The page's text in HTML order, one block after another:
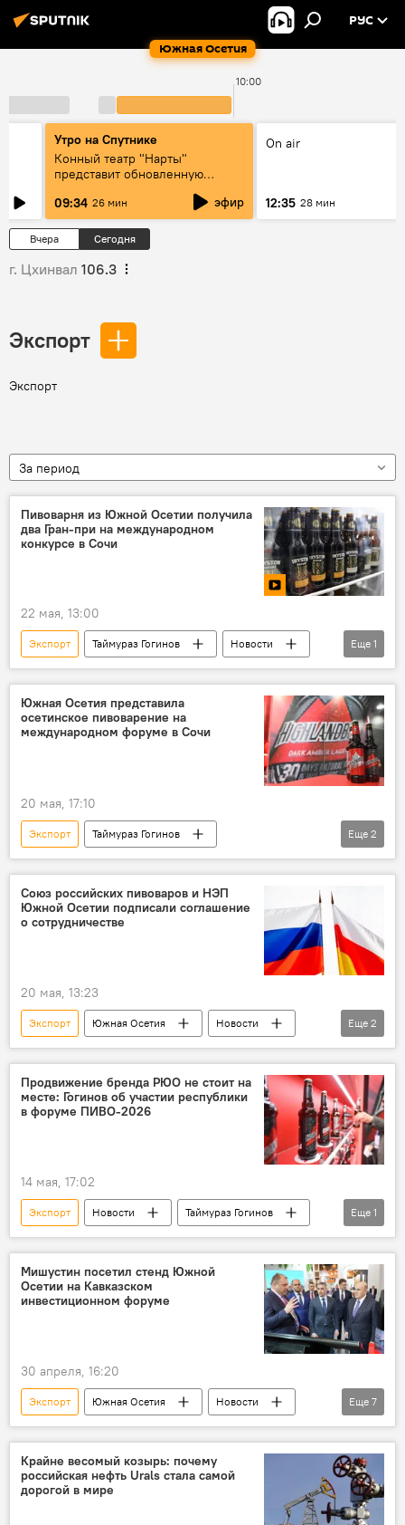
Южная Осетия
РУС
10:00
Утро на Спутнике
Конный театр "Нарты"
представит обновленную
"Легенды возвращаются"
09:34 26 мин эфир
On air
12:35 28 мин
Вчера Сегодня
г. Цхинвал 106.3
Экспорт
Экспорт
За период
Пивоварня из Южной Осетии получила
два Гран-при на международном
конкурсе в Сочи
22 мая, 13:00
Экспорт Таймураз Гогинов
Новости
Южная Осетия
Еще 1
Южная Осетия представила
осетинское пивоварение на
международном форуме в Сочи
20 мая, 17:10
Экспорт
Таймураз Гогинов
Южная Осетия
Новости форум
Еще 2
Союз российских пивоваров и НЭП
Южной Осетии подписали соглашение
о сотрудничестве
20 мая, 13:23
Экспорт Южная Осетия
Новости
Россия
Сотрудничество
Еще 2
Продвижение бренда РЮО не стоит на
месте: Гогинов об участии республики
в форуме ПИВО-2026
14 мая, 17:02
Экспорт Новости
Таймураз Гогинов
Южная Осетия
Еще 1
Мишустин посетил стенд Южной
Осетии на Кавказском
инвестиционном форуме
30 апреля, 16:20
Экспорт Южная Осетия
Новости
Россия
Кавказская инвестиционная выставка
Кавказ
Михаил Мишустин
Еще 7
Крайне весомый козырь: почему
российская нефть Urals стала самой
дорогой в мире